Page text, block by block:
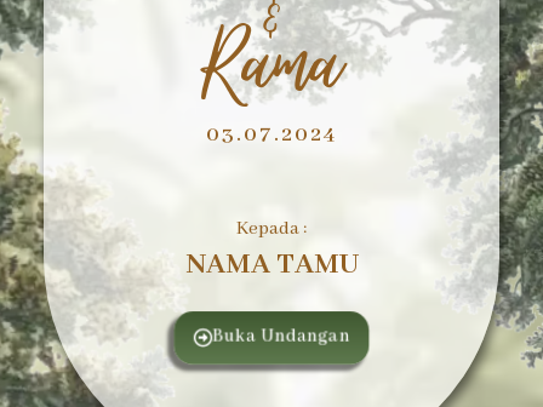
Rama
03.07.2024
Kepada :
NAMA TAMU
Buka Undangan